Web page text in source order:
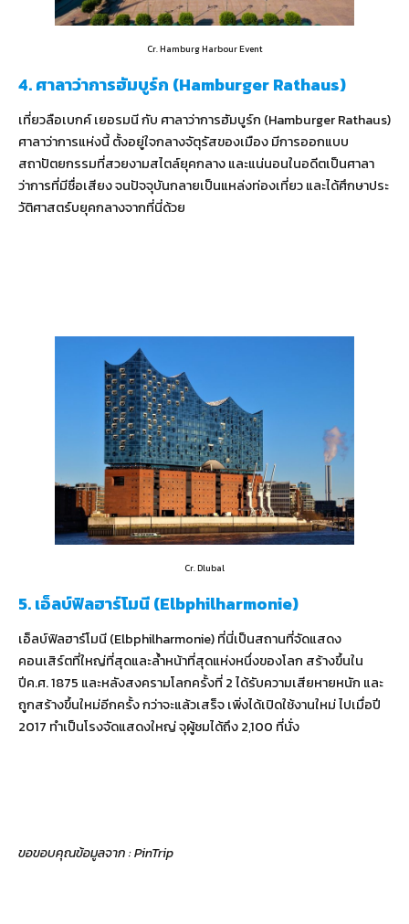
Cr. Hamburg Harbour Event
4. ศาลาว่าการฮัมบูร์ก (Hamburger Rathaus)
เที่ยวลือเบกค์ เยอรมนี กับ ศาลาว่าการฮัมบูร์ก (Hamburger Rathaus)
ศาลาว่าการแห่งนี้ ตั้งอยู่ใจกลางจัตุรัสของเมือง มีการออกแบบ
สถาปัตยกรรมที่สวยงามสไตล์ยุคกลาง และแน่นอนในอดีตเป็นศาลา
ว่าการที่มีชื่อเสียง จนปัจจุบันกลายเป็นแหล่งท่องเที่ยว และได้ศึกษาประ
วัติศาสตร์บยุคกลางจากที่นี่ด้วย
Cr. Dlubal
5. เอ็ลบ์ฟิลฮาร์โมนี (Elbphilharmonie)
เอ็ลบ์ฟิลฮาร์โมนี (Elbphilharmonie) ที่นี่เป็นสถานที่จัดแสดง
คอนเสิร์ตที่ใหญ่ที่สุดและล้ำหน้าที่สุดแห่งหนึ่งของโลก สร้างขึ้นใน
ปีค.ศ. 1875 และหลังสงครามโลกครั้งที่ 2 ได้รับความเสียหายหนัก และ
ถูกสร้างขึ้นใหม่อีกครั้ง กว่าจะแล้วเสร็จ เพิ่งได้เปิดใช้งานใหม่ ไปเมื่อปี
2017 ทำเป็นโรงจัดแสดงใหญ่ จุผู้ชมได้ถึง 2,100 ที่นั่ง
ขอขอบคุณข้อมูลจาก : PinTrip